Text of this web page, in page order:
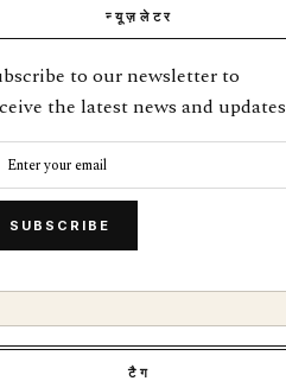
न्यूज़लेटर
to our newsletter to
the latest news and updates
SUBSCRIBE
टैग